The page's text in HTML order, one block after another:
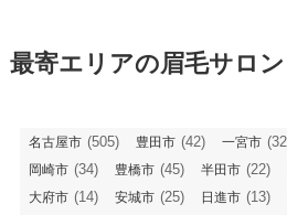
最寄エリアの眉毛サロン
名古屋市 (505) 豊田市 (42) 一宮市
岡崎市 (34) 豊橋市 (45) 半田市 (22)
大府市 (14) 安城市 (25) 日進市 (13)